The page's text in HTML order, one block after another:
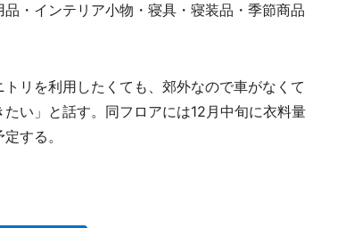
・インテリア小物・寝具・寝装品・季節商品
リを利用したくても、郊外なので車がなくて
い」と話す。同フロアには12月中旬に衣料量
する。